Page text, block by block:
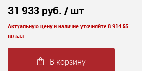
31 933 руб. / шт
Актуальную цену и наличие уточняйте 8 914 55
80 533
В корзину